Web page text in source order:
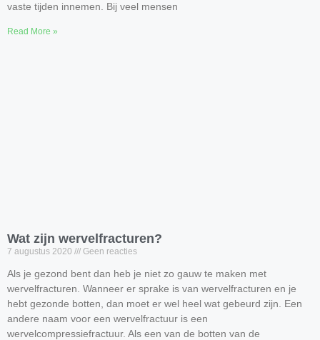
vaste tijden innemen. Bij veel mensen
Read More »
Wat zijn wervelfracturen?
7 augustus 2020 Geen reacties
Als je gezond bent dan heb je niet zo gauw te maken met
wervelfracturen. Wanneer er sprake is van wervelfracturen en je
hebt gezonde botten, dan moet er wel heel wat gebeurd zijn. Een
andere naam voor een wervelfractuur is een
wervelcompressiefractuur. Als een van de botten van de